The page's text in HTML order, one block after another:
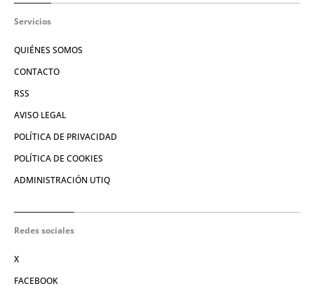
Servicios
QUIÉNES SOMOS
CONTACTO
RSS
AVISO LEGAL
POLÍTICA DE PRIVACIDAD
POLÍTICA DE COOKIES
ADMINISTRACIÓN UTIQ
Redes sociales
X
FACEBOOK